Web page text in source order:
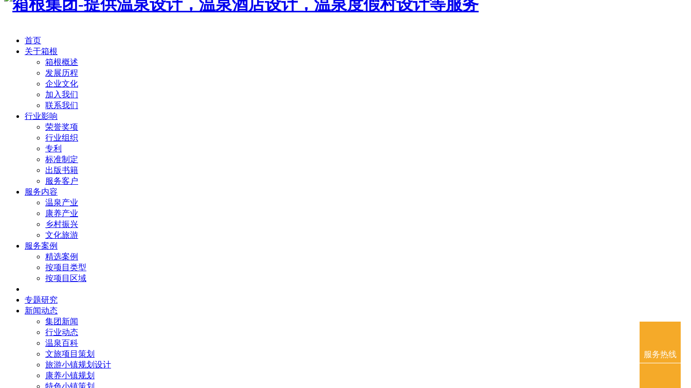
首页
关于箱根
箱根概述
发展历程
企业文化
加入我们
联系我们
行业影响
荣誉奖项
行业组织
专利
标准制定
出版书籍
服务客户
服务内容
温泉产业
康养产业
乡村振兴
文化旅游
服务案例
精选案例
按项目类型
按项目区域
专题研究
新闻动态
集团新闻
行业动态
温泉百科
文旅项目策划
旅游小镇规划设计
康养小镇规划
特色小镇策划
服务热线